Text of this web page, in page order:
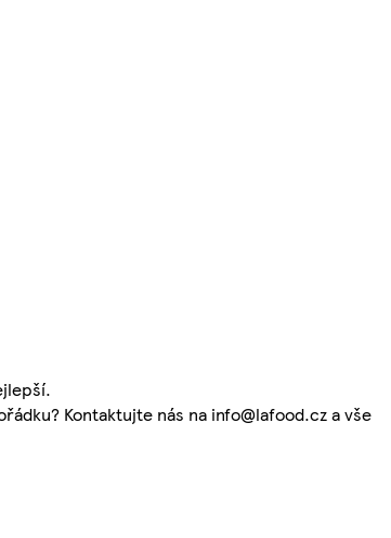
Kontaktujte nás na info@lafood.cz a vše